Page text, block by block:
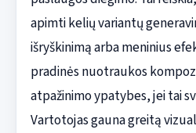
apimti kelių variantų
išryškinimą arba meninius
pradinės nuotraukos
atpažinimo ypatybes, jei tai
Vartotojas gauna greitą